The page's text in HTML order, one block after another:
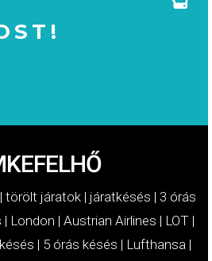
| törölt járatok | járatkésés | 3 órás
| London | Austrian Airlines | LOT|
| 5 órás késés | Lufthansa |